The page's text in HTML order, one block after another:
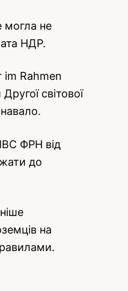
могла не
НДР.
im Rahmen
світової
ФРН від
до
на